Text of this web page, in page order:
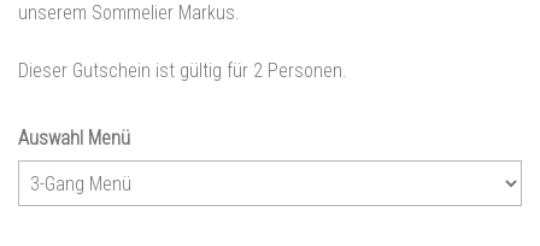
unserem Sommelier Markus.
Dieser Gutschein ist gültig für 2 Personen.
Auswahl Menü